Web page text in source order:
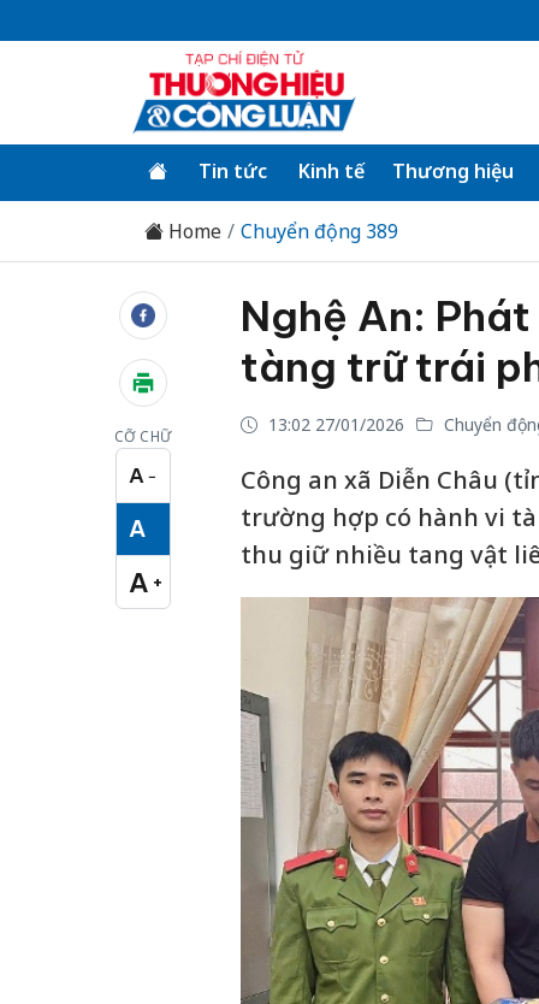
Tin tức Kinh tế Thương hiệu
Home Chuyển động 389
CỠ CHỮ
A −
Cỡ chữ nhỏ
A
Cỡ chữ vừa
A +
Cỡ chữ lớn
Nghệ An:
tàng trữ trái
13:02 27/01/2026 Chuyển
Công an xã Diễn Châu
trường hợp có hành vi
thu giữ nhiều tang vật